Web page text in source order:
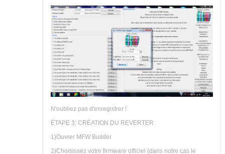
N'oubliez pas d'enregistrer !
ÉTAPE 3: CRÉATION DU REVERTER
1)Ouvrer MFW Builder
2)Choisissez votre firmware officiel (dans notre cas le